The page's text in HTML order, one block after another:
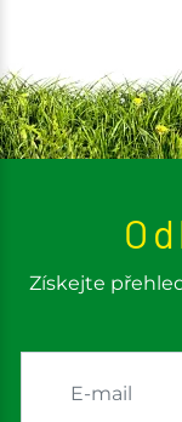
Získejte